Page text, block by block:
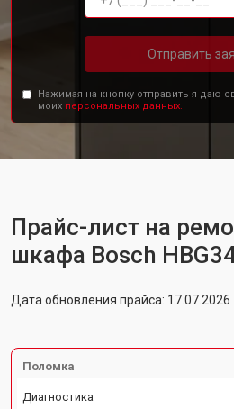
Отправить
Нажимая на кнопку отправить я даю
моих персональных данных.
Прайс-лист на
шкафа Bosch
Дата обновления прайса: 17.07.2026
Поломка
Диагностика